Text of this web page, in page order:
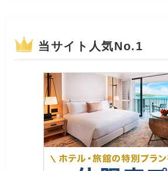
当サイト人気No.1